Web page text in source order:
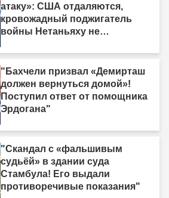
атаку»: США отдаляются,
кровожадный поджигатель
войны Нетаньяху не
"Бахчели призвал «Демирташ
должен вернуться домой»!
Поступил ответ от помощника
Эрдогана"
"Скандал с «фальшивым
судьёй» в здании суда
Стамбула! Его выдали
противоречивые показания"